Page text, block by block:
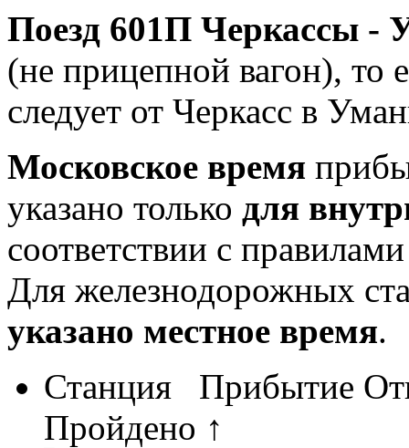
Поезд 601П Черкассы -
(не прицепной вагон), то
следует от Черкасс в
Московское время
указано только для
соответствии с
Для железнодорожных
указано местное время.
Станция
Прибытие
Пройдено ↑